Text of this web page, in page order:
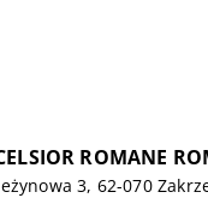
ROMANE
3, 62-070